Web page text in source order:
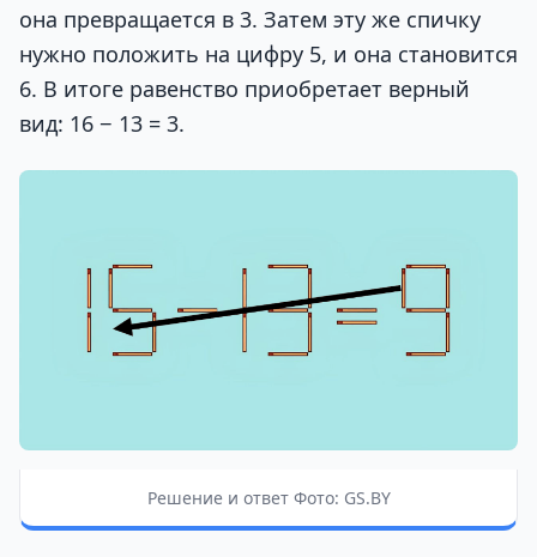
она превращается в 3. Затем эту же спичку
нужно положить на цифру 5, и она становится
6. В итоге равенство приобретает верный
вид: 16 − 13 = 3.
Решение и ответ Фото: GS.BY